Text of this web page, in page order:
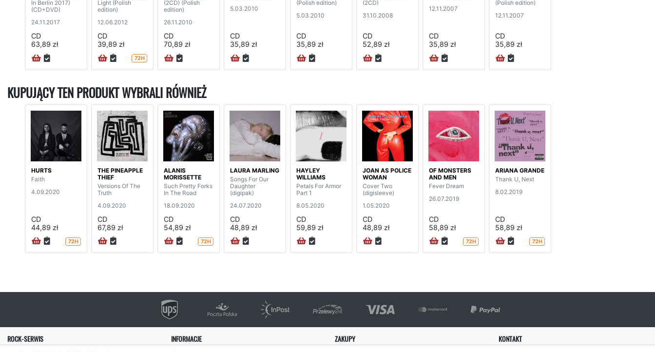
In Berlin 2017)
(CD+DVD)
24.11.2017
CD
63,89 zł
Light (Polish
edition)
12.06.2012
CD
39,89 zł
72H
(2CD) (Polish
edition)
26.11.2010
CD
70,89 zł
5.03.2010
CD
35,89 zł
(Polish edition)
5.03.2010
CD
35,89 zł
(2CD)
31.10.2008
CD
52,89 zł
12.11.2007
CD
35,89 zł
(Polish edition)
12.11.2007
CD
35,89 zł
KUPUJĄCY TEN PRODUKT WYBRALI RÓWNIEŻ
HURTS
Faith
4.09.2020
CD
44,89 zł
72H
THE PINEAPPLE
THIEF
Versions Of The
Truth
4.09.2020
CD
67,89 zł
ALANIS
MORISSETTE
Such Pretty Forks
In The Road
18.09.2020
CD
54,89 zł
72H
LAURA MARLING
Songs For Our
Daughter
(digipak)
24.07.2020
CD
48,89 zł
HAYLEY
WILLIAMS
Petals For Armor
Part 1
8.05.2020
CD
59,89 zł
JOAN AS POLICE
WOMAN
Cover Two
(digisleeve)
1.05.2020
CD
48,89 zł
OF MONSTERS
AND MEN
Fever Dream
26.07.2019
CD
58,89 zł
72H
ARIANA GRANDE
Thank U, Next
8.02.2019
CD
58,89 zł
72H
ROCK-SERWIS INFORMACJE ZAKUPY KONTAKT